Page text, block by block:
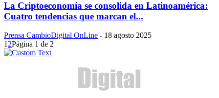
La Criptoeconomía se consolida en Latinoamérica:
Cuatro tendencias que marcan el...
Prensa CambioDigital OnLine - 18 agosto 2025
1 2Página 1 de 2